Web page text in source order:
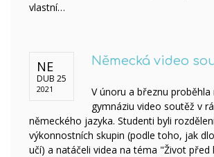
vlastní…
NE
DUB 25
2021
Německá video
V únoru a březnu proběhla
gymnáziu video soutěž v
německého jazyka. Studenti byli
výkonnostních skupin (podle toho, jak
učí) a natáčeli videa na téma "Život před